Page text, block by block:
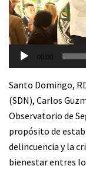
00:00
Santo Domingo,
(SDN), Carlos
Observatorio de
propósito de
delincuencia y la
bienestar entres